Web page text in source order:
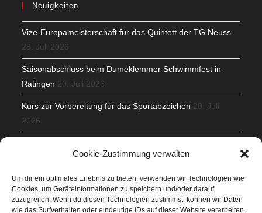
Cookie-Zustimmung verwalten
Um dir ein optimales Erlebnis zu bieten, verwenden wir Technologien wie
Cookies, um Geräteinformationen zu speichern und/oder darauf
zuzugreifen. Wenn du diesen Technologien zustimmst, können wir Daten
wie das Surfverhalten oder eindeutige IDs auf dieser Website verarbeiten.
Neuigkeiten
Vize-Europameisterschaft für das Quintett der TG Neuss
28. Juli 2026
Saisonabschluss beim Dumeklemmer Schwimmfest in
Ratingen 20. Juli 2026
Kurs zur Vorbereitung für das Sportabzeichen 20. Juli
2026
Veranstaltungen